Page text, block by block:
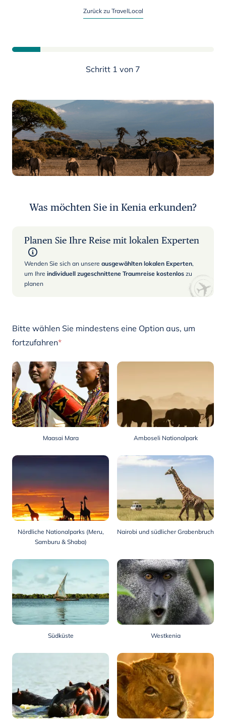
Zurück zu TravelLocal
Schritt 1 von 7
Was möchten Sie in Kenia erkunden?
Planen Sie Ihre Reise mit lokalen Experten
Wenden Sie sich an unsere ausgewählten lokalen Experten,
um Ihre individuell zugeschnittene Traumreise kostenlos zu
planen
Bitte wählen Sie mindestens eine Option aus, um
fortzufahren*
Maasai Mara Amboseli Nationalpark
Nördliche Nationalparks (Meru,
Samburu & Shaba)
Nairobi und südlicher Grabenbruch
Südküste Westkenia